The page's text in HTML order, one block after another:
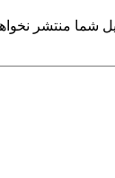
شما منتشر